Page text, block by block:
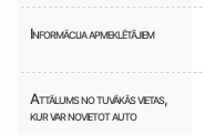
Informācija apmeklētājiem
Attālums no tuvākās vietas,
kur var novietot auto